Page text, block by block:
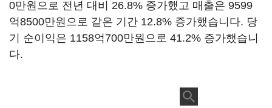
0만원으로 전년 대비 26.8% 증가했고 매출은 9599
억8500만원으로 같은 기간 12.8% 증가했습니다. 당
기 순이익은 1158억700만원으로 41.2% 증가했습니
다.